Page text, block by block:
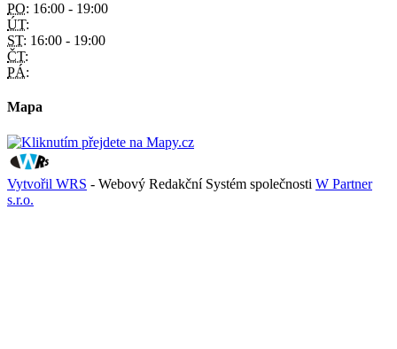
PO: 16:00 - 19:00
ÚT:
ST: 16:00 - 19:00
ČT:
PÁ:
Mapa
Vytvořil WRS - Webový Redakční Systém společnosti W Partner
s.r.o.